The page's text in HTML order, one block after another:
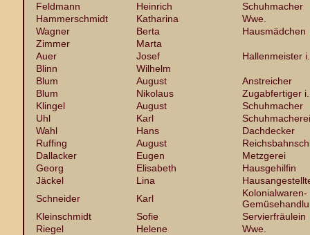
Feldmann
Heinrich
Schuhmacher
Hammerschmidt
Katharina
Wwe.
Wagner
Berta
Hausmädchen
Zimmer
Marta
Auer
Josef
Hallenmeister
Blinn
Wilhelm
Blum
August
Anstreicher
Blum
Nikolaus
Zugabfertiger
Klingel
August
Schuhmacher
Uhl
Karl
Schuhmacherei
Wahl
Hans
Dachdecker
Ruffing
August
Dallacker
Eugen
Metzgerei
Georg
Elisabeth
Hausgehilfin
Jäckel
Lina
Schneider
Karl
Kolonialwaren-
Kleinschmidt
Sofie
Servierfräulein
Riegel
Helene
Wwe.